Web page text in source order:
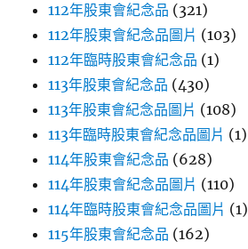
112年股東會紀念品 (321)
112年股東會紀念品圖片 (103)
112年臨時股東會紀念品 (1)
113年股東會紀念品 (430)
113年股東會紀念品圖片 (108)
113年臨時股東會紀念品圖片 (1)
114年股東會紀念品 (628)
114年股東會紀念品圖片 (110)
114年臨時股東會紀念品圖片 (1)
115年股東會紀念品 (162)